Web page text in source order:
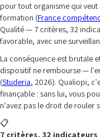
pour tout organisme qui
formation (France
Qualité — 7 critères, 32
favorable, avec une
La conséquence est brutale
dispositif ne rembourse —
(Studeria, 2026). Qualiopi,
finançable : sans lui, vous
n'avez pas le droit de rouler
📋
7 critères, 32 indicateurs